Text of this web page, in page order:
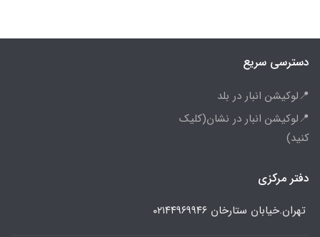
دسترسی سریع
📍لوکیشن انبار در بلد
📍لوکیشن انبار در نشان(کلیک
کنید)
دفتر مرکزی
تهران.خیابان ستارخان ۰۲۱۴۴۹۶۹۹۴۶